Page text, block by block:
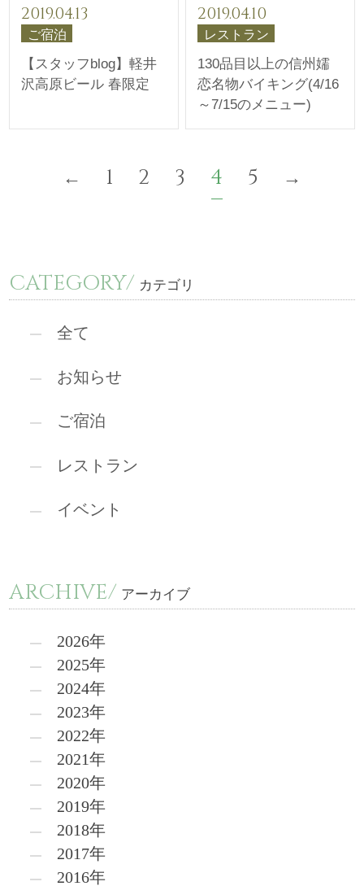
2019.04.13
ご宿泊
【スタッフblog】軽井
沢高原ビール 春限定
2019.04.10
レストラン
130品目以上の信州嬬
恋名物バイキング(4/16
～7/15のメニュー)
← 1 2 3 4 5 →
CATEGORY/ カテゴリ
全て
お知らせ
ご宿泊
レストラン
イベント
ARCHIVE/ アーカイブ
2026年
2025年
2024年
2023年
2022年
2021年
2020年
2019年
2018年
2017年
2016年